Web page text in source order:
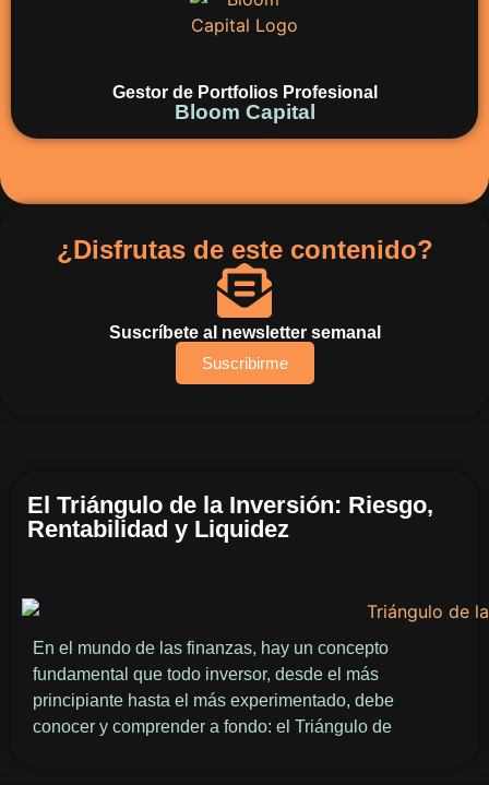
Gestor de Portfolios Profesional
Bloom Capital
¿Disfrutas de este contenido?
Suscríbete al newsletter semanal
Suscribirme
El Triángulo de la Inversión: Riesgo,
Rentabilidad y Liquidez
En el mundo de las finanzas, hay un concepto
fundamental que todo inversor, desde el más
principiante hasta el más experimentado, debe
conocer y comprender a fondo: el Triángulo de